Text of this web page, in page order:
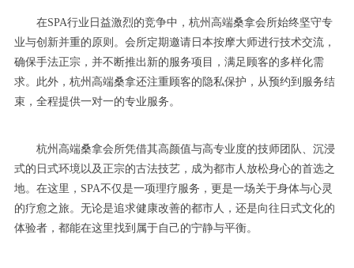
在SPA行业日益激烈的竞争中，杭州高端桑拿会所始终坚守专
业与创新并重的原则。会所定期邀请日本按摩大师进行技术交流，
确保手法正宗，并不断推出新的服务项目，满足顾客的多样化需
求。此外，杭州高端桑拿还注重顾客的隐私保护，从预约到服务结
束，全程提供一对一的专业服务。
杭州高端桑拿会所凭借其高颜值与高专业度的技师团队、沉浸
式的日式环境以及正宗的古法技艺，成为都市人放松身心的首选之
地。在这里，SPA不仅是一项理疗服务，更是一场关于身体与心灵
的疗愈之旅。无论是追求健康改善的都市人，还是向往日式文化的
体验者，都能在这里找到属于自己的宁静与平衡。